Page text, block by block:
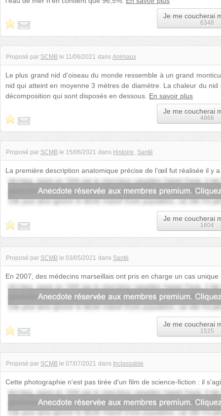
Je me coucherai
6348
Proposé par SCMB le 11/06/2021 dans Animaux
Le plus grand nid d'oiseau du monde ressemble à un grand
nid qui atteint en moyenne 3 mètres de diamètre. La chaleur du
décomposition qui sont disposés en dessous. En savoir plus
Je me coucherai
4866
Proposé par SCMB le 15/06/2021 dans Histoire Santé
La première description anatomique précise de l’œil fut réalisée il y
alentours de 860, Hunayn ...
Je me coucherai
1604
Proposé par SCMB le 03/05/2021 dans Santé
En 2007, des médecins marseillais ont pris en charge un cas
cerveau était creux. Une ...
Je me coucherai
1525
Proposé par SCMB le 07/07/2021 dans Inclassable
Cette photographie n'est pas tirée d'un film de science-fiction : il
une mine d...